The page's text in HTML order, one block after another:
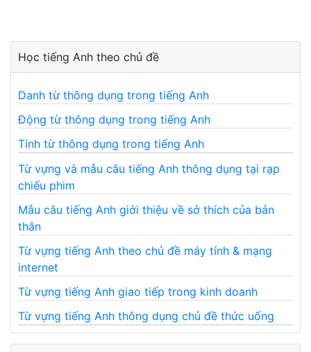
Học tiếng Anh theo chủ đề
Danh từ thông dụng trong tiếng Anh
Động từ thông dụng trong tiếng Anh
Tính từ thông dụng trong tiếng Anh
Từ vựng và mẫu câu tiếng Anh thông dụng tại rạp
chiếu phim
Mẫu câu tiếng Anh giới thiệu về sở thích của bản
thân
Từ vựng tiếng Anh theo chủ đề máy tính & mạng
internet
Từ vựng tiếng Anh giao tiếp trong kinh doanh
Từ vựng tiếng Anh thông dụng chủ đề thức uống